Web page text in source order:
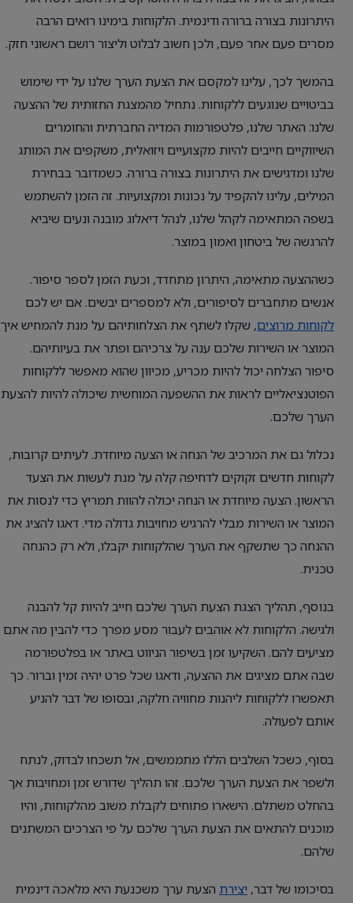
היתרונות בצורה ברורה ודינמית. הלקוחות בימינו רואים הרבה
מסרים פעם אחר פעם, ולכן חשוב לבלוט וליצור רושם ראשוני חזק.
בהמשך לכך, עלינו למקסם את הצעת הערך שלנו על ידי שימוש
בביטויים שנוגעים ללקוחות. נתחיל מהמצגת החזותית של ההצעה
שלנו: האתר שלנו, פלטפורמות המדיה החברתית והחומרים
השיווקיים חייבים להיות מקצועיים ויזואלית, משקפים את המותג
שלנו ומדגישים את היתרונות בצורה ברורה. כשמדובר בבחירת
המילים, עלינו להקפיד על נכונות ומקצועיות. זה הזמן להשתמש
בשפה המתאימה לקהל שלנו, לנהל דיאלוג מובנה ונעים שיביא
להרגשה של ביטחון ואמון במוצר.
כשההצעה מתאימה, היתרון מתחדד, וכעת הזמן לספר סיפור.
אנשים מתחברים לסיפורים, ולא למספרים יבשים. אם יש לכם
לקוחות מרוצים, שקלו לשתף את הצלחותיהם על מנת להמחיש איך
המוצר או השירות שלכם ענה על צרכיהם ופתר את בעיותיהם.
סיפור הצלחה יכול להיות מכריע, מכיוון שהוא מאפשר ללקוחות
הפוטנציאליים לראות את ההשפעה המוחשית שיכולה להיות להצעת
הערך שלכם.
נכלול גם את המרכיב של הנחה או הצעה מיוחדת. לעיתים קרובות,
לקוחות חדשים זקוקים לדחיפה קלה על מנת לעשות את הצעד
הראשון. הצעה מיוחדת או הנחה יכולה להוות תמריץ כדי לנסות את
המוצר או השירות מבלי להרגיש מחויבות גדולה מדי. דאגו להציג את
ההנחה כך שתשקף את הערך שהלקוחות יקבלו, ולא רק כהנחה
טכנית.
בנוסף, תהליך הצגת הצעת הערך שלכם חייב להיות קל להבנה
ולגישה. הלקוחות לא אוהבים לעבור מסע מפרך כדי להבין מה אתם
מציעים להם. השקיעו זמן בשיפור הניווט באתר או בפלטפורמה
שבה אתם מציגים את ההצעה, ודאגו שכל פרט יהיה זמין וברור. כך
תאפשרו ללקוחות ליהנות מחוויה חלקה, ובסופו של דבר להניע
אותם לפעולה.
בסוף, כשכל השלבים הללו מתממשים, אל תשכחו לבדוק, לנתח
ולשפר את הצעת הערך שלכם. זהו תהליך שדורש זמן ומחויבות אך
בהחלט משתלם. הישארו פתוחים לקבלת משוב מהלקוחות, והיו
מוכנים להתאים את הצעת הערך שלכם על פי הצרכים המשתנים
שלהם.
בסיכומו של דבר, יצירת הצעת ערך משכנעת היא מלאכה דינמית